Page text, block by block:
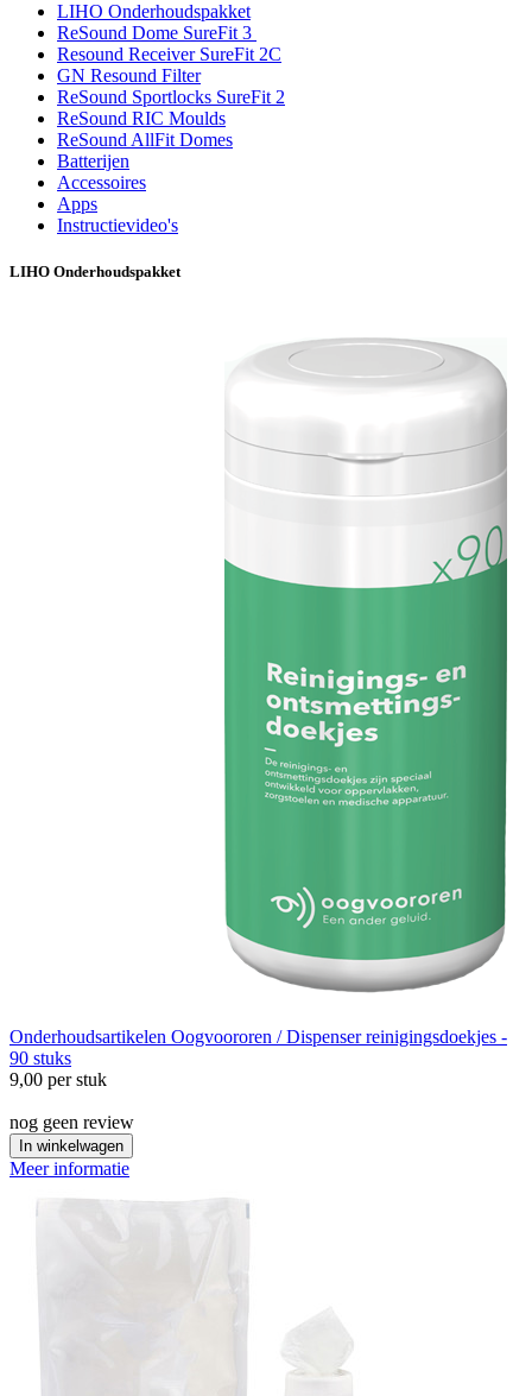
LIHO Onderhoudspakket
ReSound Dome SureFit 3
Resound Receiver SureFit 2C
GN Resound Filter
ReSound Sportlocks SureFit 2
ReSound RIC Moulds
ReSound AllFit Domes
Batterijen
Accessoires
Apps
Instructievideo's
LIHO Onderhoudspakket
Onderhoudsartikelen Oogvoororen / Dispenser reinigingsdoekjes -
90 stuks
9,00 per stuk
nog geen review
In winkelwagen
Meer informatie